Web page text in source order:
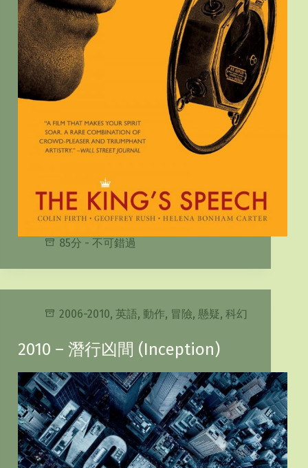
85分 - 不可錯過
2006-2010, 英語, 動作, 冒險, 懸疑, 科幻
2010 – 潛行凶間 (Inception)